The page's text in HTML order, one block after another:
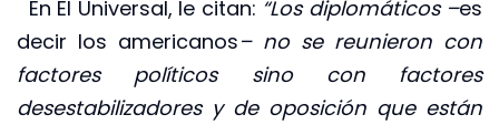
En El Universal, le citan: “Los diplomáticos –es
decir los americanos– no se reunieron con
factores políticos sino con factores
desestabilizadores y de oposición que están